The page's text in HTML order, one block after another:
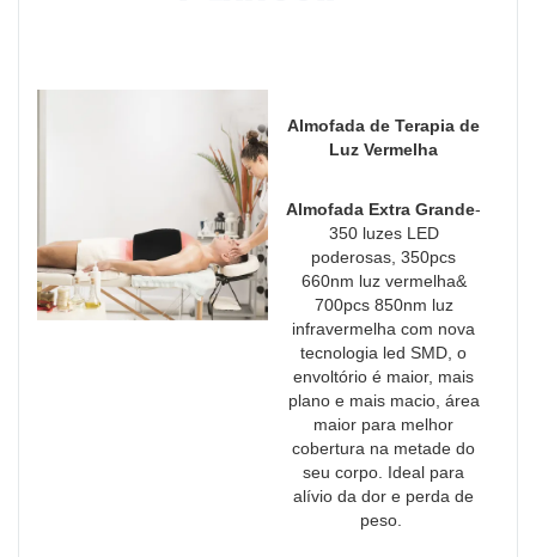
Almofada de Terapia de
Luz Vermelha
Almofada Extra Grande-
350 luzes LED
poderosas, 350pcs
660nm luz vermelha&
700pcs 850nm luz
infravermelha com nova
tecnologia led SMD, o
envoltório é maior, mais
plano e mais macio, área
maior para melhor
cobertura na metade do
seu corpo. Ideal para
alívio da dor e perda de
peso.